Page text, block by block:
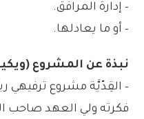
– إدارة المرافق.
– أو ما يعادلها.
نبذة عن المشروع
– القِدّيَّة مشروع
فكرته ولي العهد صاحب